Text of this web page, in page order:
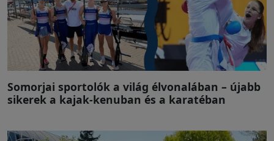
Somorjai sportolók a világ élvonalában – újabb
sikerek a kajak-kenuban és a karatéban